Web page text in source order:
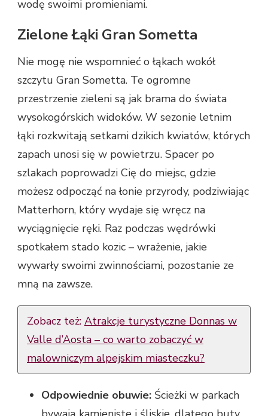
wodę swoimi promieniami.
Zielone Łąki Gran Sometta
Nie mogę nie wspomnieć o łąkach wokół
szczytu Gran Sometta. Te ogromne
przestrzenie zieleni są jak brama do świata
wysokogórskich widoków. W sezonie letnim
łąki rozkwitają setkami dzikich kwiatów, których
zapach unosi się w powietrzu. Spacer po
szlakach poprowadzi Cię do miejsc, gdzie
możesz odpocząć na łonie przyrody, podziwiając
Matterhorn, który wydaje się wręcz na
wyciągnięcie ręki. Raz podczas wędrówki
spotkałem stado kozic – wrażenie, jakie
wywarły swoimi zwinnościami, pozostanie ze
mną na zawsze.
Zobacz też: Atrakcje turystyczne Donnas w
Valle d’Aosta – co warto zobaczyć w
malowniczym alpejskim miasteczku?
Odpowiednie obuwie: Ścieżki w parkach